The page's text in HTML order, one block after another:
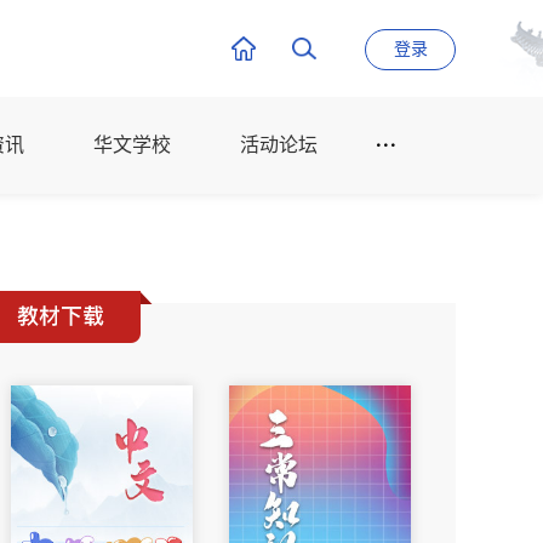
登录
讯 华文学校 活动论坛